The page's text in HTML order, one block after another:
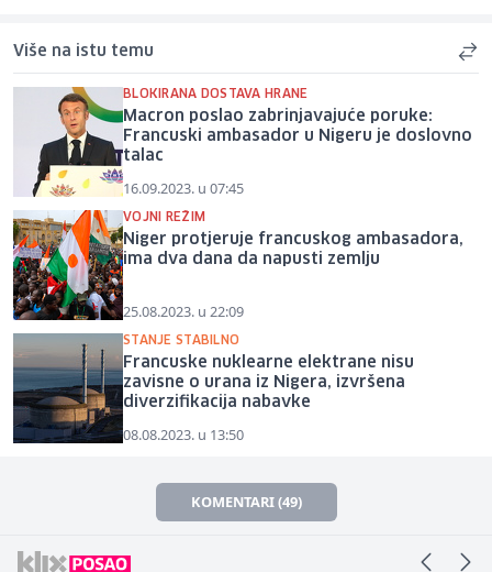
Više na istu temu
BLOKIRANA DOSTAVA HRANE
Macron poslao zabrinjavajuće poruke:
Francuski ambasador u Nigeru je doslovno
talac
16.09.2023. u 07:45
VOJNI REŽIM
Niger protjeruje francuskog ambasadora,
ima dva dana da napusti zemlju
25.08.2023. u 22:09
STANJE STABILNO
Francuske nuklearne elektrane nisu
zavisne o urana iz Nigera, izvršena
diverzifikacija nabavke
08.08.2023. u 13:50
KOMENTARI (49)